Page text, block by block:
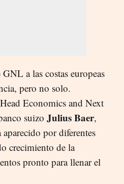
a las costas europeas
pero no solo.
Economics and Next
suizo Julius Baer,
por diferentes
crecimiento de la
pronto para llenar el